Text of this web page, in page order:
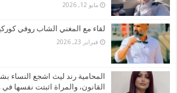
مايو 12, 2026
لقاء مع المغني الشاب روفي
فبراير 23, 2026
المحامية رند ليث اشجع النساء
القانون، والمراة اثبتت نفسها